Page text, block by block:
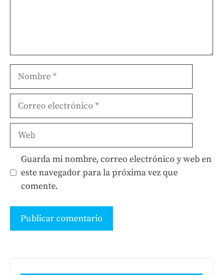
Nombre
Correo
Web
Guarda mi nombre, correo electrónico y web en
este navegador para la próxima vez que
comente.